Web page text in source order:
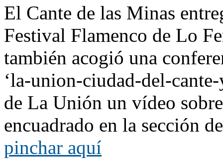
El Cante de las Minas
Festival Flamenco de Lo
también acogió una
‘la-union-ciudad-del-
de La Unión un vídeo
encuadrado en la sección
pinchar aquí